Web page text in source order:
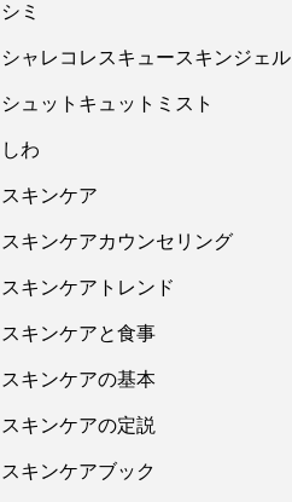
シミ
シャレコレスキュースキンジェル
シュットキュットミスト
しわ
スキンケア
スキンケアカウンセリング
スキンケアトレンド
スキンケアと食事
スキンケアの基本
スキンケアの定説
スキンケアブック